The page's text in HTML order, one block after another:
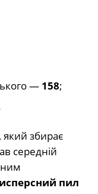
— 158;
, який збирає
середній
пил